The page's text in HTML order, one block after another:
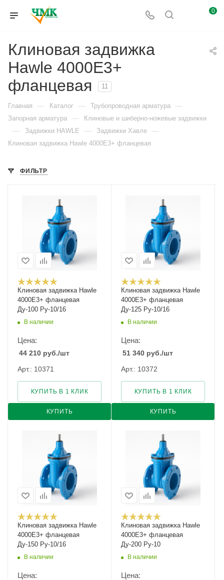
0
Клиновая задвижка
Hawle 4000E3+
фланцевая
11
Главная — Каталог — Трубопроводная арматура —
Запорная арматура — Клиновые и шиберно-ножевые задвижки
— Задвижки HAWLE — Задвижки Хавле —
Клиновая задвижка Hawle 4000E3+ фланцевая
ФИЛЬТР
Клиновая задвижка Hawle
4000E3+ фланцевая
Ду-100 Ру-10/16
В наличии
Цена:
44 210 руб./шт
Арт.: 10371
КУПИТЬ
КУПИТЬ В 1 КЛИК
Клиновая задвижка Hawle
4000E3+ фланцевая
Ду-125 Ру-10/16
В наличии
Цена:
51 340 руб./шт
Арт.: 10372
КУПИТЬ
КУПИТЬ В 1 КЛИК
Клиновая задвижка Hawle
4000E3+ фланцевая
Ду-150 Ру-10/16
В наличии
Цена:
Клиновая задвижка Hawle
4000E3+ фланцевая
Ду-200 Ру-10
В наличии
Цена: